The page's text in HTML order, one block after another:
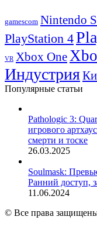
gamescom Nintendo
PlayStation 4
VR Xbox One
Индустрия
Популярные статьи
Pathologic 3:
игрового
смерти и тоске
26.03.2025
Soulmask:
Ранний доступ,
11.06.2024
© Все права